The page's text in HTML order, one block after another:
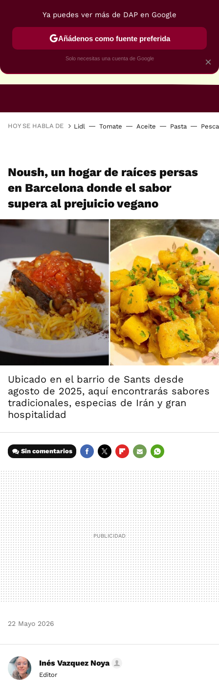
HOY SE HABLA DE Lidl Tomate Aceite Pasta
Noush, un hogar de raíces persas
en Barcelona donde el sabor
supera al prejuicio vegano
Ubicado en el barrio de Sants desde
agosto de 2025, aquí encontrarás sabores
tradicionales, especias de Irán y gran
hospitalidad
Sin comentarios
MAIL
22 Mayo 2026
Inés Vazquez Noya
Editor
×
Ya puedes ver más de DAP en Google
Añádenos como fuente preferida
Solo necesitas una cuenta de Google